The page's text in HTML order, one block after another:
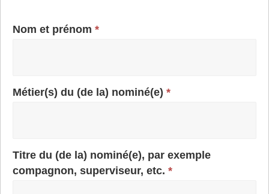
Nom et prénom *
Métier(s) du (de la) nominé(e) *
Titre du (de la) nominé(e), par exemple
compagnon, superviseur, etc. *